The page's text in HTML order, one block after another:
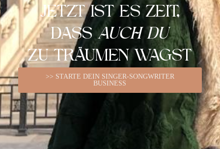
JETZT IST ES ZEIT,
DASSAUCH DU
ZU TRÄUMEN WAGST
>> STARTE DEIN SINGER-SONGWRITER
BUSINESS